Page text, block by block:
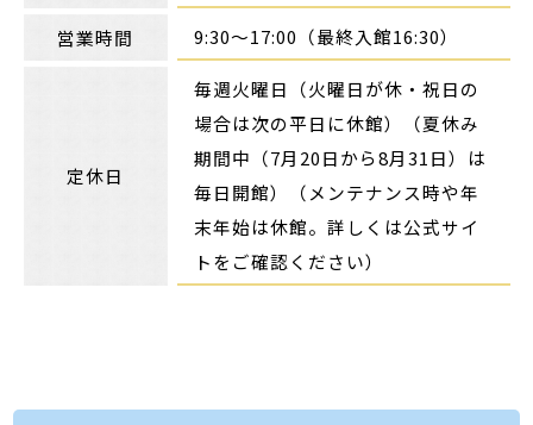
営業時間 9:30～17:00（最終入館16:30）
定休日
毎週火曜日（火曜日が休・祝日の
場合は次の平日に休館）（夏休み
期間中（7月20日から8月31日）は
毎日開館）（メンテナンス時や年
末年始は休館。詳しくは公式サイ
トをご確認ください）